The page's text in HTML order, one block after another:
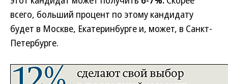
всего, больший процент по этому кандидату
будет в Москве, Екатеринбурге и, может, в Санкт-
Петербурге.